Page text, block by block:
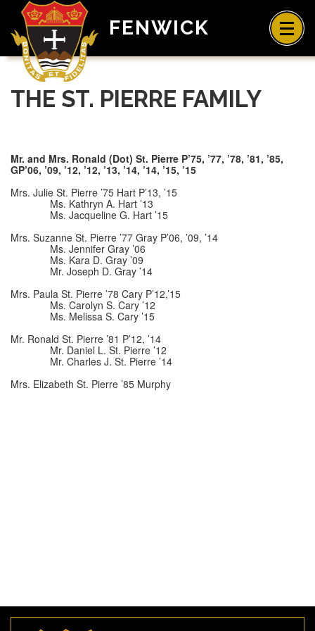
FENWICK
THE ST. PIERRE FAMILY
Mr. and Mrs. Ronald (Dot) St. Pierre P’75, ’77, ’78, ’81, ’85,
GP’06, ’09, ’12, ’12, ’13, ’14, ’14, ’15, ’15
Mrs. Julie St. Pierre ’75 Hart P’13, ’15
Ms. Kathryn A. Hart ’13
Ms. Jacqueline G. Hart ’15
Mrs. Suzanne St. Pierre ’77 Gray P’06, ’09, ’14
Ms. Jennifer Gray ’06
Ms. Kara D. Gray ’09
Mr. Joseph D. Gray ’14
Mrs. Paula St. Pierre ’78 Cary P’12,’15
Ms. Carolyn S. Cary ’12
Ms. Melissa S. Cary ’15
Mr. Ronald St. Pierre ’81 P’12, ’14
Mr. Daniel L. St. Pierre ’12
Mr. Charles J. St. Pierre ’14
Mrs. Elizabeth St. Pierre ’85 Murphy